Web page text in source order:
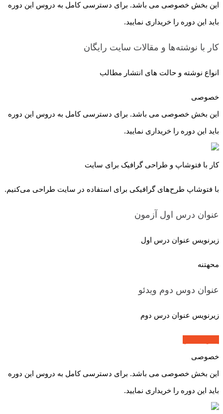
این بخش خصوصی می باشد. برای دسترسی کامل به دروس این دوره
باید این دوره را خریداری نمایید.
کار با نوشته‌ها و مقالات سایت رایگان
انواع نوشته و حالت های انتشار مطالب
خصوصی
این بخش خصوصی می باشد. برای دسترسی کامل به دروس این دوره
باید این دوره را خریداری نمایید.
کار با فتوشاپ و طراحی گرافیک برای سایت
با فتوشاپ طرح‌های گرافیکی برای استفاده در سایت طراحی می‌کنیم.
عنوان درس اول آزمون
زیرنویس عنوان درس اول
محهتنه
عنوان دوس دوم ویدئو
زیرنویس عنوان درس دوم
خصوصی
این بخش خصوصی می باشد. برای دسترسی کامل به دروس این دوره
باید این دوره را خریداری نمایید.